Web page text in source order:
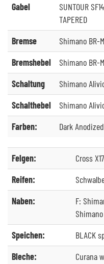
Gabel
SUNTOUR
TAPERED
Bremse
Shimano BR-
Bremshebel
Shimano BR-
Schaltung
Shimano
Schalthebel
Shimano
Farben:
Dark
Felgen:
Cross
Reifen:
Naben:
F:
Shimano
Speichen:
BLACK
Bleche:
Curana